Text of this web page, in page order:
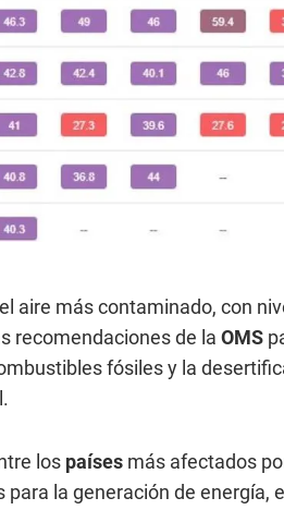
aire más contaminado, con
recomendaciones de la OMS
fósiles y la
los países más afectados
para la generación de energía,